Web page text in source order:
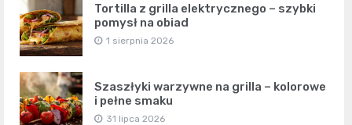
Tortilla z grilla elektrycznego – szybki
pomysł na obiad
1 sierpnia 2026
Szaszłyki warzywne na grilla – kolorowe
i pełne smaku
31 lipca 2026